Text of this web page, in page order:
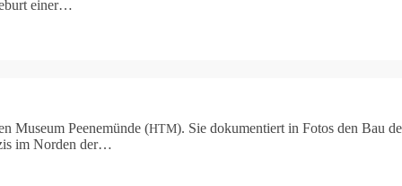
einer…
Muse­um Pee­ne­mün­de (HTM). Sie doku­men­tiert in Fotos den Bau
im Nor­den der…